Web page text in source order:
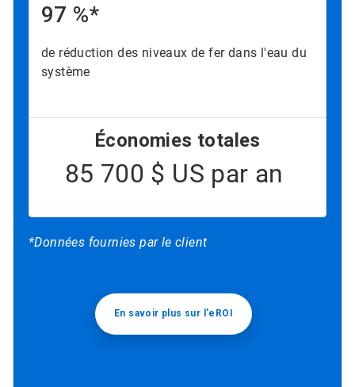
97 %*
de réduction des niveaux de fer dans l'eau du
système​​​​​​​
Économies totales
85 700 $ US par an
*Données fournies par le client
En savoir plus sur l'eROI